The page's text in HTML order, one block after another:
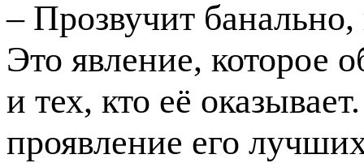
– Прозвучит
Это явление, которое
и тех, кто её
проявление его